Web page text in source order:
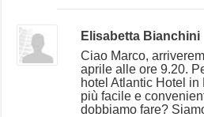
Elisabetta Bianchini
Ciao Marco,
aprile alle ore 9.20.
hotel Atlantic Hotel
più facile e
dobbiamo fare?